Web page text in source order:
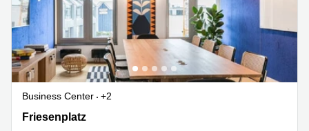
Business Center
+2
Friesenplatz 4, Köln Innenstadt
Friesenplatz